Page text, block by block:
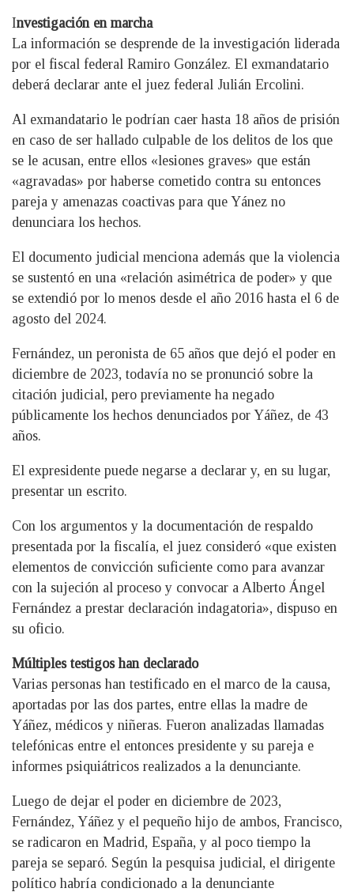
Investigación en marcha
La información se desprende de la investigación liderada
por el fiscal federal Ramiro González. El exmandatario
deberá declarar ante el juez federal Julián Ercolini.
Al exmandatario le podrían caer hasta 18 años de prisión
en caso de ser hallado culpable de los delitos de los que
se le acusan, entre ellos «lesiones graves» que están
«agravadas» por haberse cometido contra su entonces
pareja y amenazas coactivas para que Yánez no
denunciara los hechos.
El documento judicial menciona además que la violencia
se sustentó en una «relación asimétrica de poder» y que
se extendió por lo menos desde el año 2016 hasta el 6 de
agosto del 2024.
Fernández, un peronista de 65 años que dejó el poder en
diciembre de 2023, todavía no se pronunció sobre la
citación judicial, pero previamente ha negado
públicamente los hechos denunciados por Yáñez, de 43
años.
El expresidente puede negarse a declarar y, en su lugar,
presentar un escrito.
Con los argumentos y la documentación de respaldo
presentada por la fiscalía, el juez consideró «que existen
elementos de convicción suficiente como para avanzar
con la sujeción al proceso y convocar a Alberto Ángel
Fernández a prestar declaración indagatoria», dispuso en
su oficio.
Múltiples testigos han declarado
Varias personas han testificado en el marco de la causa,
aportadas por las dos partes, entre ellas la madre de
Yáñez, médicos y niñeras. Fueron analizadas llamadas
telefónicas entre el entonces presidente y su pareja e
informes psiquiátricos realizados a la denunciante.
Luego de dejar el poder en diciembre de 2023,
Fernández, Yáñez y el pequeño hijo de ambos, Francisco,
se radicaron en Madrid, España, y al poco tiempo la
pareja se separó. Según la pesquisa judicial, el dirigente
político habría condicionado a la denunciante